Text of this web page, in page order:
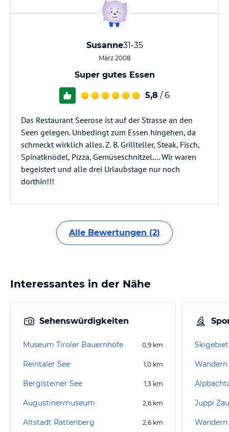
Susanne31-35
März 2008
Super gutes Essen
5,8 / 6
Das Restaurant Seerose ist auf der Strasse an den
Seen gelegen. Unbedingt zum Essen hingehen, da
schmeckt wirklich alles. Z. B. Grillteller, Steak, Fisch,
Spinatknödel, Pizza, Gemüseschnitzel.... Wir waren
begeistert und alle drei Urlaubstage nur noch
dorthin!!!
Alle Bewertungen (2)
Interessantes in der Nähe
Sehenswürdigkeiten
Museum Tiroler Bauernhöfe 0,9 km
Reintaler See 1,0 km
Berglsteiner See 1,3 km
Augustinermuseum 2,6 km
Altstadt Rattenberg 2,6 km
Juppi